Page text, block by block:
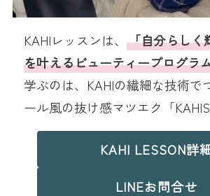
KAHIレッスンは、「自分らしく
を叶えるビューティープログラ
学ぶのは、KAHIの繊細な技術で
ール風の抜け感マツエク「
KAHI LESSON詳
LINEお問合せ